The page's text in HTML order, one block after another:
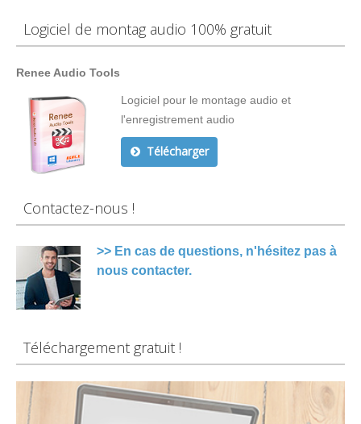
Logiciel de montag audio 100% gratuit
Renee Audio Tools
Logiciel pour le montage audio et
l'enregistrement audio
Télécharger
Contactez-nous !
>> En cas de questions, n'hésitez pas à
nous contacter.
Téléchargement gratuit !